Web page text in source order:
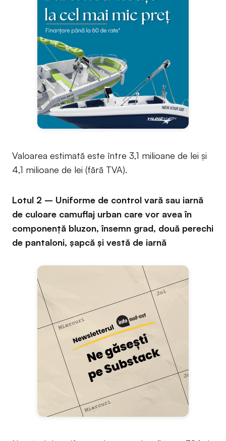
Valoarea estimată este între 3,1 milioane de lei și
4,1 milioane de lei (fără TVA).
Lotul 2 – Uniforme de control vară sau iarnă
de culoare camuflaj urban care vor avea în
componență bluzon, însemn grad, două perechi
de pantaloni, șapcă și vestă de iarnă